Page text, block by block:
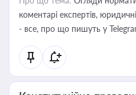
коментарі експертів,
- все, про що пишуть у